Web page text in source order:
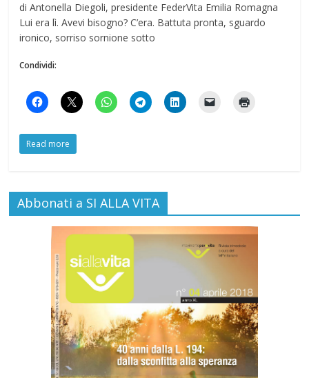
di Antonella Diegoli, presidente FederVita Emilia Romagna
Lui era lì. Avevi bisogno? C’era. Battuta pronta, sguardo
ironico, sorriso sornione sotto
Condividi:
Read more
Abbonati a SI ALLA VITA